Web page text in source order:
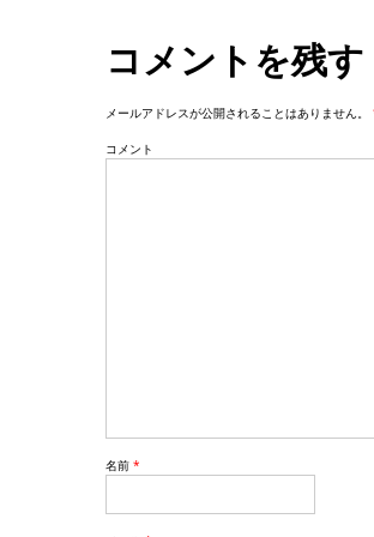
g
t
i
コメントを残す
メールアドレスが公開されることはありません。
コメント
名前 *